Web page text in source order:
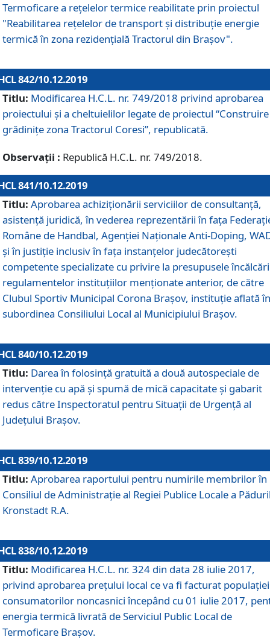
Termoficare a rețelelor termice reabilitate prin proiectul
"Reabilitarea reţelelor de transport şi distribuţie energie
termică în zona rezidenţială Tractorul din Braşov".
842/10.12.2019
Titlu: Modificarea H.C.L. nr. 749/2018 privind aprobarea
proiectului și a cheltuielilor legate de proiectul “Construire
grădinițe zona Tractorul Coresi”, republicată.
Observații : Republică H.C.L. nr. 749/2018.
841/10.12.2019
Titlu: Aprobarea achiziționării serviciilor de consultanță,
asistență juridică, în vederea reprezentării în fața
Române de Handbal, Agenției Naționale Anti-Doping,
și în justiție inclusiv în fața instanțelor judecătorești
competente specializate cu privire la presupusele
regulamentelor instituțiilor menționate anterior, de către
Clubul Sportiv Municipal Corona Braşov, instituție aflată în
subordinea Consiliului Local al Municipiului Brașov.
840/10.12.2019
Titlu: Darea în folosință gratuită a două autospeciale de
intervenție cu apă și spumă de mică capacitate și gabarit
redus către Inspectoratul pentru Situaţii de Urgenţă al
Judeţului Brașov.
839/10.12.2019
Titlu: Aprobarea raportului pentru numirile membrilor în
Consiliul de Administraţie al Regiei Publice Locale a
Kronstadt R.A.
838/10.12.2019
Titlu: Modificarea H.C.L. nr. 324 din data 28 iulie 2017,
privind aprobarea preţului local ce va fi facturat
consumatorilor noncasnici începând cu 01 iulie 2017,
energia termică livrată de Serviciul Public Local de
Termoficare Braşov.